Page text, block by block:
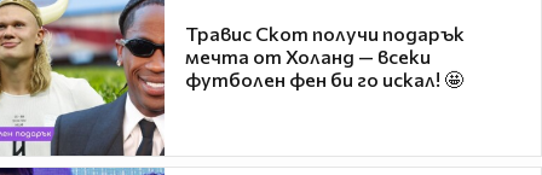
Травис Скот получи подарък
мечта от Холанд — всеки
футболен фен би го искал! 🤩